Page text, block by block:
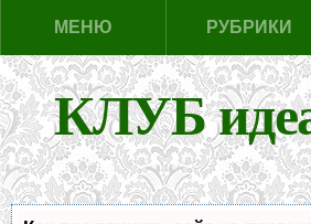
МЕНЮ РУБРИКИ
КЛУБ